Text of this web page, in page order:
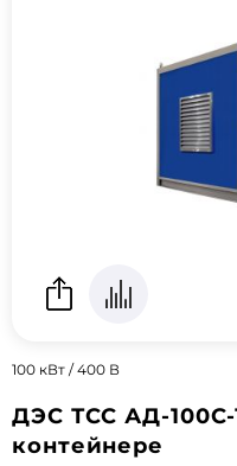
100 кВт / 400 В
ДЭС ТСС АД-100С-
контейнере